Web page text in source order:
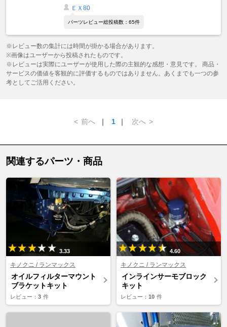
ＥＸ80
パーツレビュー総投稿数：65件
※レビュー数の集計には時間が掛かる場合があります。
※画像はユーザーから投稿されたものです。
※レビューは実際にユーザーが使用した際の主観的な感想・意見です。 商品・
サービスの価値を客観的に評価するものではありません。あくまでも一つの参
考としてご活用ください。
< 前へ ｜ 1 ｜ 次へ >
関連するパーツ・商品
3.33
キノクニ / ランマックス
オイルフィルターマウント
ブラケットキット
レビュー： 3 件
4.60
キノクニ / ランマックス
インラインサーモブロック
キット
レビュー： 10 件